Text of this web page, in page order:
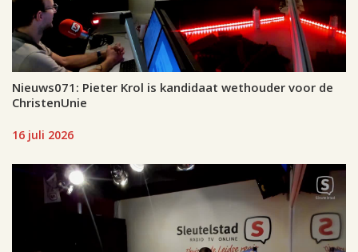
Nieuws071: Pieter Krol is kandidaat wethouder voor de
ChristenUnie
16 juli 2026